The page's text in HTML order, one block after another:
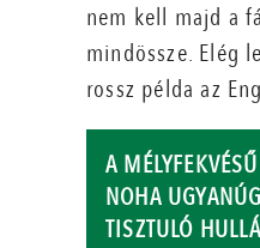
nem kell majd a
mindössze. Elég
rossz példa az
A
NOHA
TISZTULÓ